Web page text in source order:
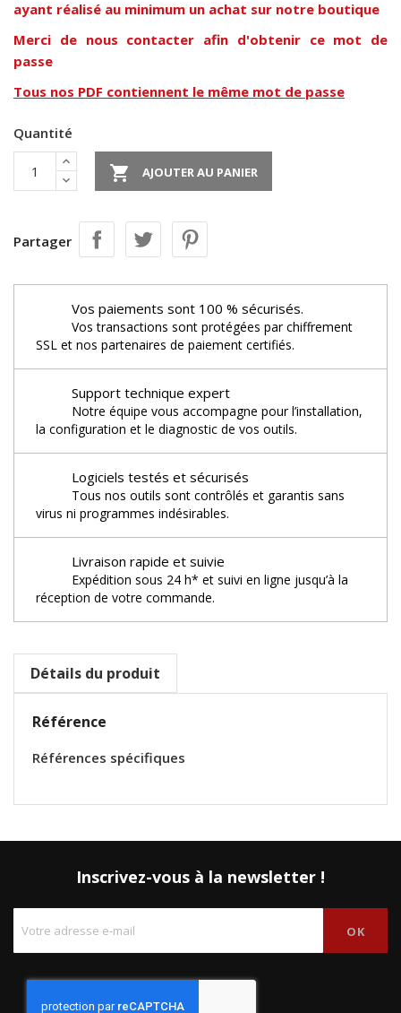
ayant réalisé au minimum un achat sur notre boutique
Merci de nous contacter afin d'obtenir ce mot de
passe
Tous nos PDF contiennent le même mot de passe
Quantité
 AJOUTER AU PANIER
Partager
Vos paiements sont 100 % sécurisés.
Vos transactions sont protégées par chiffrement
SSL et nos partenaires de paiement certifiés.
Support technique expert
Notre équipe vous accompagne pour l’installation,
la configuration et le diagnostic de vos outils.
Logiciels testés et sécurisés
Tous nos outils sont contrôlés et garantis sans
virus ni programmes indésirables.
Livraison rapide et suivie
Expédition sous 24 h* et suivi en ligne jusqu’à la
réception de votre commande.
Détails du produit
Référence
Références spécifiques
Inscrivez-vous à la newsletter !